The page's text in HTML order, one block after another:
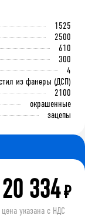
1525
2500
610
300
4
из фанеры (ДСП)
2100
окрашенные
зацепы
20 334₽
цена указана с НДС